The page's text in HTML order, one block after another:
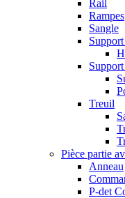
Rail
Rampes
Sangle
Treuil
Pièce partie
Anneau
P-det